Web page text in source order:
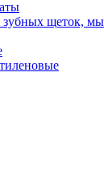
зубных щеток,